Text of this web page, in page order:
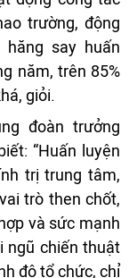
trường, động
say huấn
năm, trên 85%
giỏi.
đoàn trưởng
“Huấn luyện
trị trung tâm,
trò then chốt,
và sức mạnh
ngũ chiến thuật
độ tổ chức, chỉ